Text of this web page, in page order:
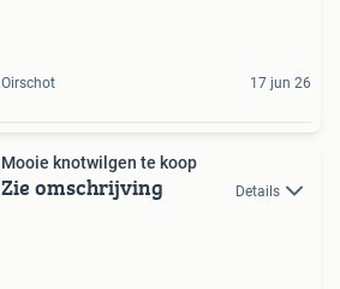
Oirschot 17 jun 26
Mooie knotwilgen te koop
Zie omschrijving Details